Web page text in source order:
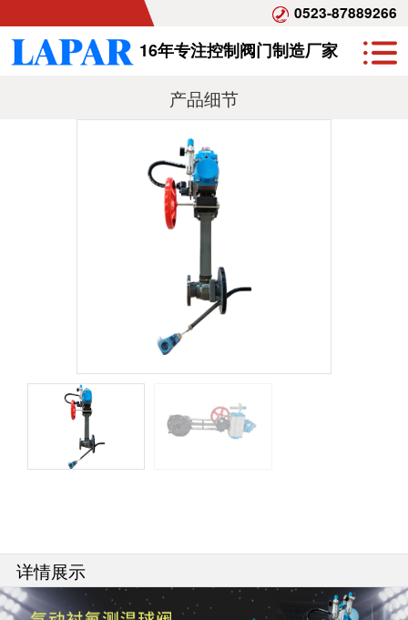
0523-87889266
16年专注控制阀门制造厂家
产品细节
详情展示